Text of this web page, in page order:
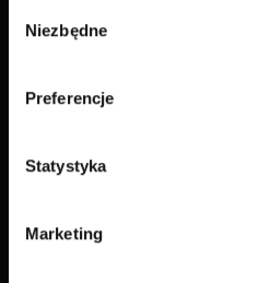
zgody
Niezbędne
Preferencje
Statystyka
Marketing